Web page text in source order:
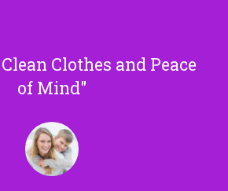
Clothes and Peace
of Mind